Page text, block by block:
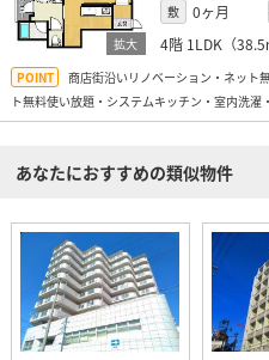
敷 0ヶ月
4階 1LDK（38.5
商店街沿いリノベーション・ネット
ト無料使い放題・システムキッチン・室内洗
お買い物が便利です
あなたにおすすめの類似物件